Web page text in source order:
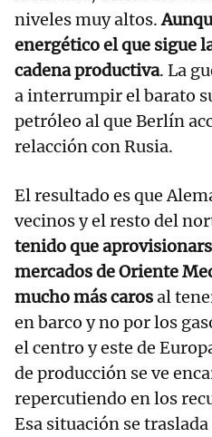
niveles muy altos.
energético el que sigue
cadena productiva. La
a interrumpir el barato
petróleo al que Berlín
relacción con Rusia.
El resultado es que
vecinos y el resto del
tenido que
mercados de Oriente
mucho más carosal
en barco y no por los
el centro y este de
de producción se ve
repercutiendo en los
Esa situación se